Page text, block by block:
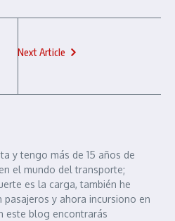
Next Article
y tengo más de 15 años de
el mundo del transporte;
es la carga, también he
pasajeros y ahora incursiono en
este blog encontrarás